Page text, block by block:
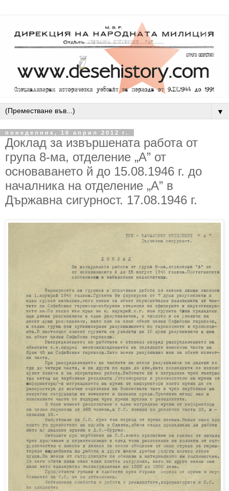
▼
понеделник, 16 април 2012 г.
Доклад за извършената работа от
група 8-ма, отделение „А” от
основаването й до 15.08.1946 г. до
началника на отделение „А” в
Държавна сигурност. 17.08.1946 г.